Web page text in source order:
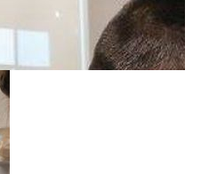
e
g
a